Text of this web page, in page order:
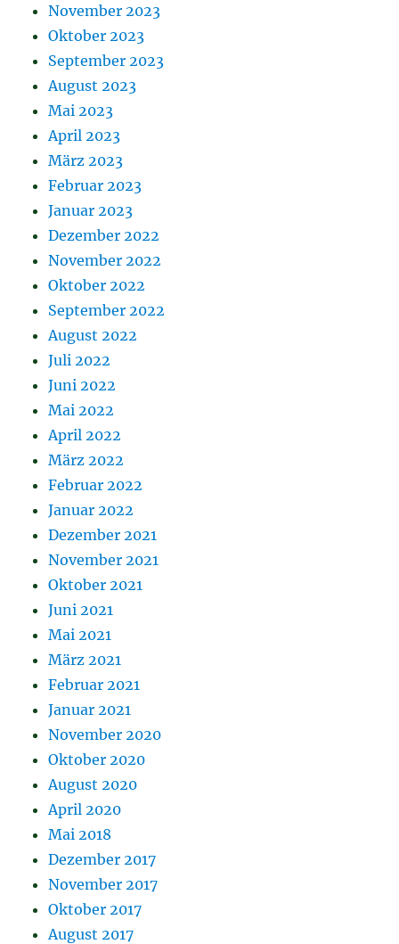
November 2023
Oktober 2023
September 2023
August 2023
Mai 2023
April 2023
März 2023
Februar 2023
Januar 2023
Dezember 2022
November 2022
Oktober 2022
September 2022
August 2022
Juli 2022
Juni 2022
Mai 2022
April 2022
März 2022
Februar 2022
Januar 2022
Dezember 2021
November 2021
Oktober 2021
Juni 2021
Mai 2021
März 2021
Februar 2021
Januar 2021
November 2020
Oktober 2020
August 2020
April 2020
Mai 2018
Dezember 2017
November 2017
Oktober 2017
August 2017